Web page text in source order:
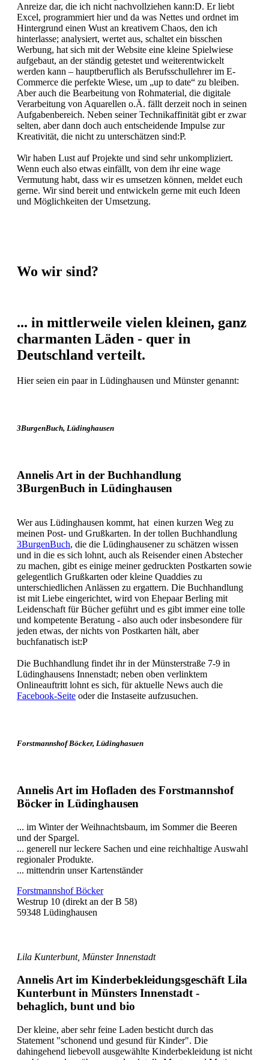
Anreize dar, die ich nicht nachvollziehen kann:D. Er liebt
Excel, programmiert hier und da was Nettes und ordnet im
Hintergrund einen Wust an kreativem Chaos, den ich
hinterlasse; analysiert, wertet aus, schaltet ein bisschen
Werbung, hat sich mit der Website eine kleine Spielwiese
aufgebaut, an der ständig getestet und weiterentwickelt
werden kann – hauptberuflich als Berufsschullehrer im E-
Commerce die perfekte Wiese, um „up to date“ zu bleiben.
Aber auch die Bearbeitung von Rohmaterial, die digitale
Verarbeitung von Aquarellen o.Ä. fällt derzeit noch in seinen
Aufgabenbereich. Neben seiner Technikaffinität gibt er zwar
selten, aber dann doch auch entscheidende Impulse zur
Kreativität, die nicht zu unterschätzen sind:P.
Wir haben Lust auf Projekte und sind sehr unkompliziert.
Wenn euch also etwas einfällt, von dem ihr eine wage
Vermutung habt, dass wir es umsetzen können, meldet euch
gerne. Wir sind bereit und entwickeln gerne mit euch Ideen
und Möglichkeiten der Umsetzung.
Wo wir sind?
... in mittlerweile vielen kleinen, ganz
charmanten Läden - quer in
Deutschland verteilt.
Hier seien ein paar in Lüdinghausen und Münster genannt:
3BurgenBuch, Lüdinghausen
Annelis Art in der Buchhandlung
3BurgenBuch in Lüdinghausen
Wer aus Lüdinghausen kommt, hat einen kurzen Weg zu
meinen Post- und Grußkarten. In der tollen Buchhandlung
3BurgenBuch, die die Lüdinghausener zu schätzen wissen
und in die es sich lohnt, auch als Reisender einen Abstecher
zu machen, gibt es einige meiner gedruckten Postkarten sowie
gelegentlich Grußkarten oder kleine Quaddies zu
unterschiedlichen Anlässen zu ergattern. Die Buchhandlung
ist mit Liebe eingerichtet, wird von Ehepaar Berling mit
Leidenschaft für Bücher geführt und es gibt immer eine tolle
und kompetente Beratung - also auch oder insbesondere für
jeden etwas, der nichts von Postkarten hält, aber
buchfanatisch ist:P
Die Buchhandlung findet ihr in der Münsterstraße 7-9 in
Lüdinghausens Innenstadt; neben oben verlinktem
Onlineauftritt lohnt es sich, für aktuelle News auch die
Facebook-Seite oder die Instaseite aufzusuchen.
Forstmannshof Böcker, Lüdinghasuen
Annelis Art im Hofladen des Forstmannshof
Böcker in Lüdinghausen
... im Winter der Weihnachtsbaum, im Sommer die Beeren
und der Spargel.
... generell nur leckere Sachen und eine reichhaltige Auswahl
regionaler Produkte.
... mittendrin unser Kartenständer
Forstmannshof Böcker
Westrup 10 (direkt an der B 58)
59348 Lüdinghausen
Lila Kunterbunt, Münster Innenstadt
Annelis Art im Kinderbekleidungsgeschäft Lila
Kunterbunt in Münsters Innenstadt -
behaglich, bunt und bio
Der kleine, aber sehr feine Laden besticht durch das
Statement "schonend und gesund für Kinder". Die
dahingehend liebevoll ausgewählte Kinderbekleidung ist nicht